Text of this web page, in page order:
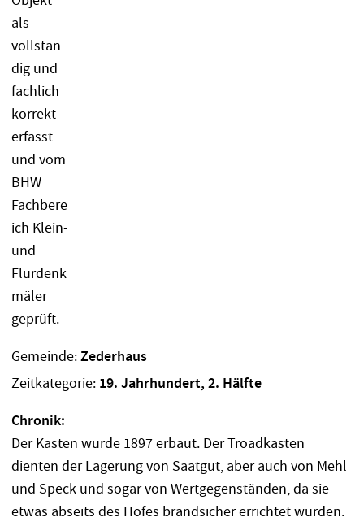
Gemeinde:Zederhaus
Zeitkategorie: 19. Jahrhundert, 2. Hälfte
Chronik:
Der Kasten wurde 1897 erbaut. Der Troadkasten
dienten der Lagerung von Saatgut, aber auch von Mehl
und Speck und sogar von Wertgegenständen, da sie
etwas abseits des Hofes brandsicher errichtet wurden.